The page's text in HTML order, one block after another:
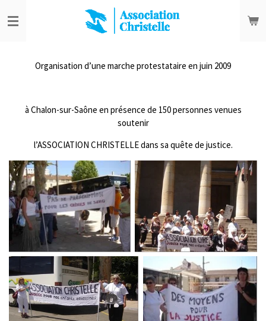
au
Organisation d’une marche protestataire en juin 2009
à Chalon-sur-Saône en présence de 150 personnes venues
soutenir
l’ASSOCIATION CHRISTELLE dans sa quête de justice.